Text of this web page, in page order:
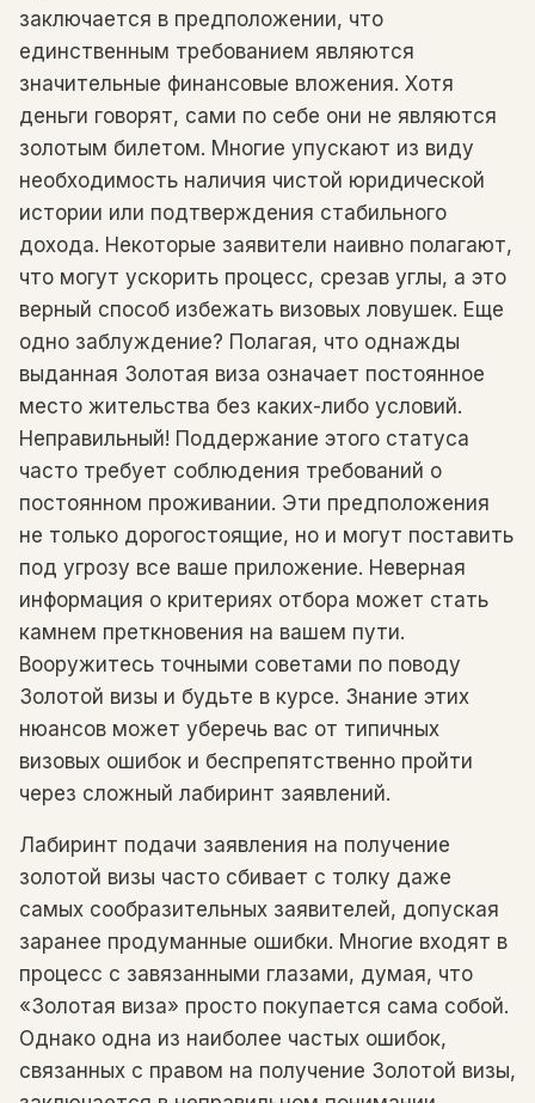
заключается в предположении, что
единственным требованием являются
значительные финансовые вложения. Хотя
деньги говорят, сами по себе они не являются
золотым билетом. Многие упускают из виду
необходимость наличия чистой юридической
истории или подтверждения стабильного
дохода. Некоторые заявители наивно полагают,
что могут ускорить процесс, срезав углы, а это
верный способ избежать визовых ловушек. Еще
одно заблуждение? Полагая, что однажды
выданная Золотая виза означает постоянное
место жительства без каких-либо условий.
Неправильный! Поддержание этого статуса
часто требует соблюдения требований о
постоянном проживании. Эти предположения
не только дорогостоящие, но и могут поставить
под угрозу все ваше приложение. Неверная
информация о критериях отбора может стать
камнем преткновения на вашем пути.
Вооружитесь точными советами по поводу
Золотой визы и будьте в курсе. Знание этих
нюансов может уберечь вас от типичных
визовых ошибок и беспрепятственно пройти
через сложный лабиринт заявлений.
Лабиринт подачи заявления на получение
золотой визы часто сбивает с толку даже
самых сообразительных заявителей, допуская
заранее продуманные ошибки. Многие входят в
процесс с завязанными глазами, думая, что
«Золотая виза» просто покупается сама собой.
Однако одна из наиболее частых ошибок,
связанных с правом на получение Золотой визы,